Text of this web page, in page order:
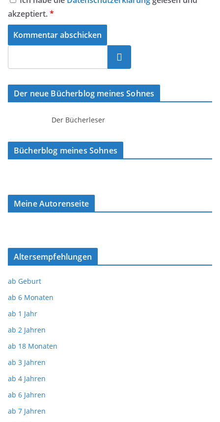
akzeptiert.*
Suchen
Der neue Bücherblog meines Sohnes
Der Bücherleser
Bücherblog meines Sohnes
Meine Autorenseite
Altersempfehlungen
ab Geburt
ab 6 Monaten
ab 1 Jahr
ab 2 Jahren
ab 18 Monaten
ab 3 Jahren
ab 4 Jahren
ab 6 Jahren
ab 7 Jahren